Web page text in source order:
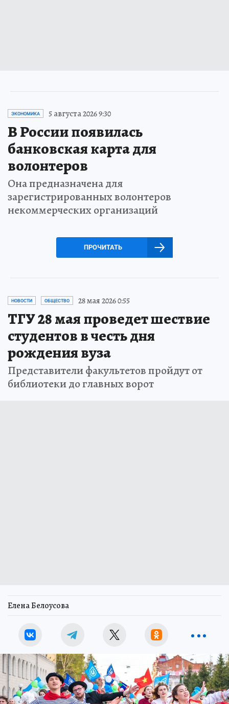
ЭКОНОМИКА 5 августа 2026 9:30
В России появилась
банковская карта для
волонтеров
Она предназначена для
зарегистрированных волонтеров
некоммерческих организаций
ПРОЧИТАТЬ
НОВОСТИ ОБЩЕСТВО 28 мая 2026 0:55
ТГУ 28 мая проведет шествие
студентов в честь дня
рождения вуза
Представители факультетов пройдут от
библиотеки до главных ворот
Елена Белоусова